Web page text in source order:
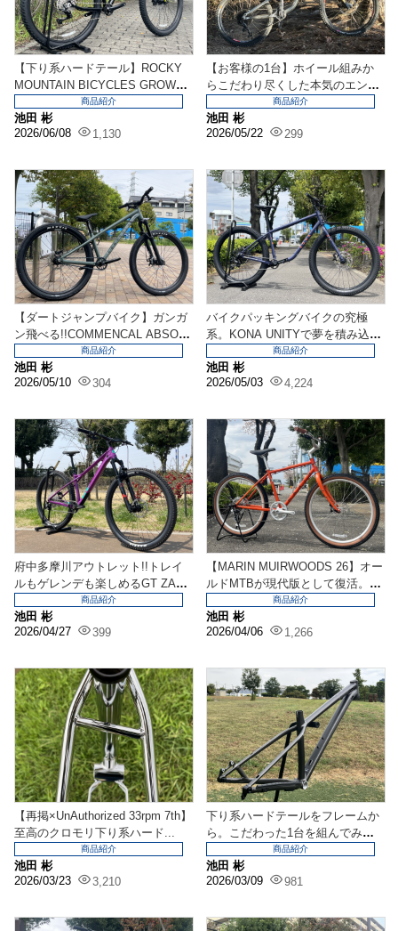
【下り系ハードテール】ROCKY
MOUNTAIN BICYCLES GROW
池田 彬
2026/06/08
1,130
商品紹介
【お客様の1台】ホイール組みか
らこだわり尽くした本気のエンデ
ューロマシーン。
池田 彬
2026/05/22
299
商品紹介
【ダートジャンプバイク】ガンガ
ン飛べる!!COMMENCAL ABSOL
池田 彬
2026/05/10
304
商品紹介
バイクパッキングバイクの究極
系。KONA UNITYで夢を積み込ん
池田 彬
2026/05/03
4,224
商品紹介
府中多摩川アウトレット!!トレイ
ルもゲレンデも楽しめるGT ZASK
池田 彬
2026/04/27
399
商品紹介
【MARIN MUIRWOODS 26】オー
ルドMTBが現代版として復活。扱
池田 彬
2026/04/06
1,266
商品紹介
【再掲×UnAuthorized 33rpm 7th】
至高のクロモリ下り系ハード...
池田 彬
2026/03/23
3,210
商品紹介
下り系ハードテールをフレームか
ら。こだわった1台を組んでみま
池田 彬
2026/03/09
981
商品紹介